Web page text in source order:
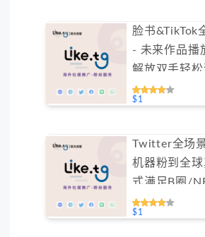
脸书&TikTok
- 未来作品播
解放双手轻松
免费测试）
$1
Twitter全场
机器粉到全
式满足B圈/
求（不支持免
$1